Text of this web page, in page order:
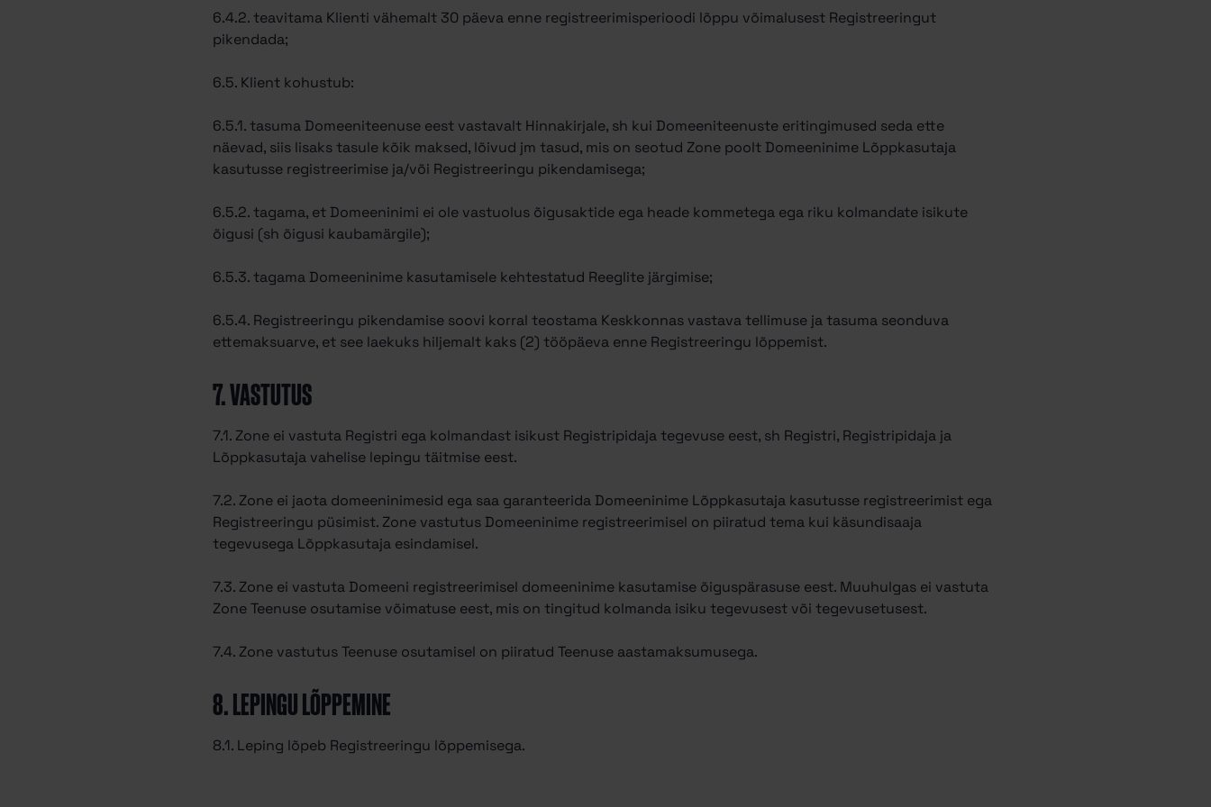
6.4.2. teavitama Klienti vähemalt 30 päeva enne registreerimisperioodi lõppu võimalusest Registreeringut
pikendada;
6.5. Klient kohustub:
6.5.1. tasuma Domeeniteenuse eest vastavalt Hinnakirjale, sh kui Domeeniteenuste eritingimused seda ette
näevad, siis lisaks tasule kõik maksed, lõivud jm tasud, mis on seotud Zone poolt Domeeninime Lõppkasutaja
kasutusse registreerimise ja/või Registreeringu pikendamisega;
6.5.2. tagama, et Domeeninimi ei ole vastuolus õigusaktide ega heade kommetega ega riku kolmandate isikute
õigusi (sh õigusi kaubamärgile);
6.5.3. tagama Domeeninime kasutamisele kehtestatud Reeglite järgimise;
6.5.4. Registreeringu pikendamise soovi korral teostama Keskkonnas vastava tellimuse ja tasuma seonduva
ettemaksuarve, et see laekuks hiljemalt kaks (2) tööpäeva enne Registreeringu lõppemist.
7. VASTUTUS
7.1. Zone ei vastuta Registri ega kolmandast isikust Registripidaja tegevuse eest, sh Registri, Registripidaja ja
Lõppkasutaja vahelise lepingu täitmise eest.
7.2. Zone ei jaota domeeninimesid ega saa garanteerida Domeeninime Lõppkasutaja kasutusse registreerimist ega
Registreeringu püsimist. Zone vastutus Domeeninime registreerimisel on piiratud tema kui käsundisaaja
tegevusega Lõppkasutaja esindamisel.
7.3. Zone ei vastuta Domeeni registreerimisel domeeninime kasutamise õiguspärasuse eest. Muuhulgas ei vastuta
Zone Teenuse osutamise võimatuse eest, mis on tingitud kolmanda isiku tegevusest või tegevusetusest.
7.4. Zone vastutus Teenuse osutamisel on piiratud Teenuse aastamaksumusega.
8. LEPINGU LÕPPEMINE
8.1. Leping lõpeb Registreeringu lõppemisega.